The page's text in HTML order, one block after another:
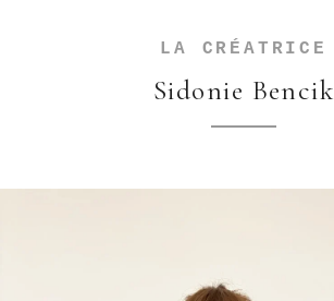
LA CRÉATRICE
Sidonie Bencik